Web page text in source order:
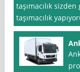
taşımacılık
taşımacılık